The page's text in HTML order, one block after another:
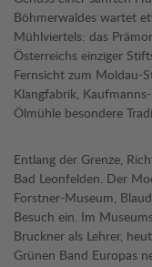
Böhmerwaldes wartet
Mühlviertels: das
Österreichs einziger
Fernsicht zum Moldau-
Klangfabrik,
Ölmühle besondere
Entlang der Grenze,
Bad Leonfelden. Der
Forstner-Museum,
Besuch ein. Im
Bruckner als Lehrer,
Grünen Band Europas